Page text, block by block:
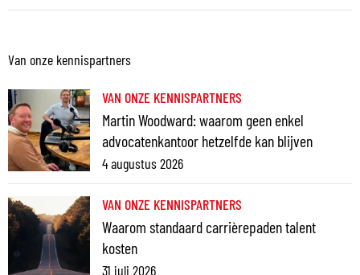
Van onze kennispartners
VAN ONZE KENNISPARTNERS
Martin Woodward: waarom geen enkel
advocatenkantoor hetzelfde kan blijven
4 augustus 2026
VAN ONZE KENNISPARTNERS
Waarom standaard carrièrepaden talent
kosten
31 juli 2026